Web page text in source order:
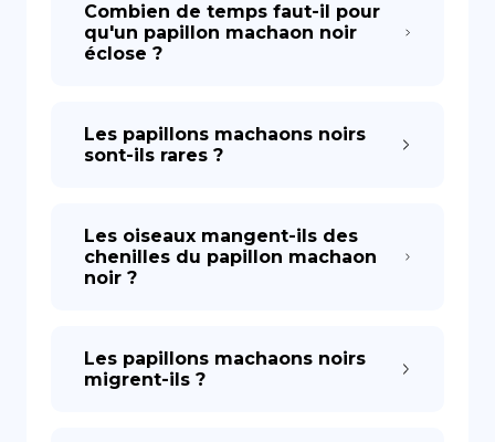
Combien de temps faut-il pour
qu'un papillon machaon noir
éclose ?
Les papillons machaons noirs
sont-ils rares ?
Les oiseaux mangent-ils des
chenilles du papillon machaon
noir ?
Les papillons machaons noirs
migrent-ils ?